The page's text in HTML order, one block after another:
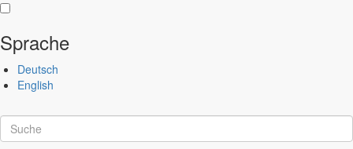
Direkt zum Inhalt
Performing
Arts
Berlin
Sprache
Deutsch
English